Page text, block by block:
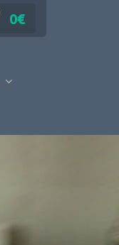
0€